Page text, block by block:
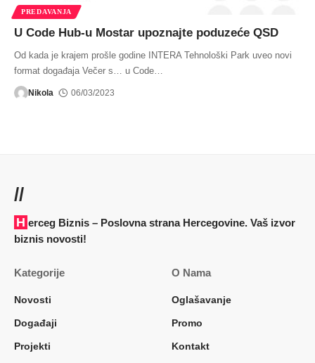
PREDAVANJA
U Code Hub-u Mostar upoznajte poduzeće QSD
Od kada je krajem prošle godine INTERA Tehnološki Park uveo novi
format događaja Večer s… u Code
Nikola 06/03/2023
//
Herceg Biznis – Poslovna strana Hercegovine. Vaš izvor
biznis novosti!
Kategorije
Novosti
Događaji
Projekti
O Nama
Oglašavanje
Promo
Kontakt